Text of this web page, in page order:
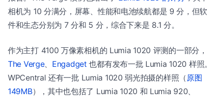
相机为 10 分满分，屏幕、性能和电池续航都是 9 分，但软
件和生态分别为 7 分和 5 分，综合下来是 8.1 分。
作为主打 4100 万像素相机的 Lumia 1020 评测的一部分，
The Verge、 Engadget 也都有发布一批 Lumia 1020 样照。
WPCentral 还有一批 Lumia 1020 弱光拍摄的样照（原图
149MB），其中也包括了 Lumia 1020 和 Lumia 920、